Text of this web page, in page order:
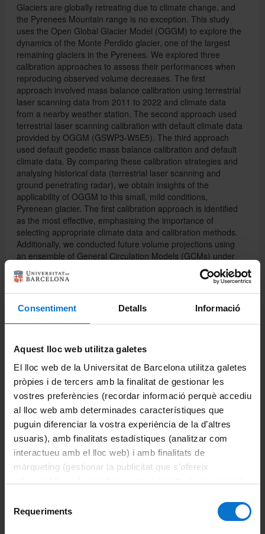
Consentiment Detalls Informació
Aquest lloc web utilitza galetes
El lloc web de la Universitat de Barcelona utilitza galetes
pròpies i de tercers amb la finalitat de gestionar les
vostres preferències (recordar informació perquè accediu
al lloc web amb determinades característiques que
puguin diferenciar la vostra experiència de la d’altres
usuaris), amb finalitats estadístiques (analitzar com
interactueu amb el lloc web) i amb finalitats de
màrqueting (gestionar la publicitat que s’ofereix
consultar laPolítica de galetes del lloc web de la
Requeriments
Glaciers are globally retreating due to climate change, and
the Pyrenees Mountain range is no exception. This study
uses the Open Global Glacier Model (OGGM) to explore the
dynamics of the Monte Perdido glacier, one of the largest
remaining glaciers in the Pyrenees. We explored three
calibration approaches to assess their performances when
reproducing observed volume decreases. The first
approach involved mass balance calibration using terrestrial
laser scanning data from 2011 to 2022 and climate data
from a nearby weather station. The second approach used
terrestrial laser scanning calibration with default climate data
provided by OGGM (GSWP3-W5E5). The third approach
used default geodetic mass balance calibration and default
climate data. By comparing these calibration strategies and
analysing historical data (terrestrial laser scanning and
ground penetrating radar), we obtain insights of the
applicability of OGGM to this small, mild conditions,
Pyrenean glacier. The first calibration approach is identified
as the most effective, emphasising the importance of
selecting appropriate climate data and calibration methods.
Additionally, we conducted future volume projections using
an ensemble of General Circulation Models (GCMs) under
the RCP2.6 and RCP8.5 scenarios. The results indicate a
potential decrease in total ice volume ranging from 91.60%
to 95.16% by 2100, depending on the scenario. Overall, this
study contributes to the understanding of the Monte Perdido
glacier’s behaviour and its response to climate change
through the calibration of the OGGM, while also providing
emission scenarios.
http://dx.doi.org/10.18172/cig.5816
Comparteix-ho:
Imprimeix
Portals i intranets
Portal d'estudiants